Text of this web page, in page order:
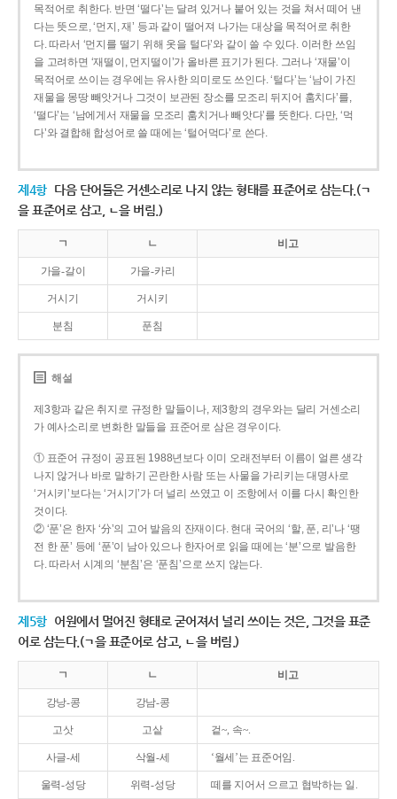
목적어로 취한다. 반면 ‘떨다’는 달려 있거나 붙어 있는 것을 쳐서 떼어 낸
다는 뜻으로, ‘먼지, 재’ 등과 같이 떨어져 나가는 대상을 목적어로 취한
다. 따라서 ‘먼지를 떨기 위해 옷을 털다’와 같이 쓸 수 있다. 이러한 쓰임
을 고려하면 ‘재떨이, 먼지떨이’가 올바른 표기가 된다. 그러나 ‘재물’이
목적어로 쓰이는 경우에는 유사한 의미로도 쓰인다. ‘털다’는 ‘남이 가진
재물을 몽땅 빼앗거나 그것이 보관된 장소를 모조리 뒤지어 훔치다’를,
‘떨다’는 ‘남에게서 재물을 모조리 훔치거나 빼앗다’를 뜻한다. 다만, ‘먹
다’와 결합해 합성어로 쓸 때에는 ‘털어먹다’로 쓴다.
제4항 다음 단어들은 거센소리로 나지 않는 형태를 표준어로 삼는다.(ㄱ
을 표준어로 삼고, ㄴ을 버림.)
ㄱ ㄴ 비고
가을-갈이 가을-카리
거시기 거시키
분침 푼침
해설
제3항과 같은 취지로 규정한 말들이나, 제3항의 경우와는 달리 거센소리
가 예사소리로 변화한 말들을 표준어로 삼은 경우이다.
① 표준어 규정이 공표된 1988년보다 이미 오래전부터 이름이 얼른 생각
나지 않거나 바로 말하기 곤란한 사람 또는 사물을 가리키는 대명사로
‘거시키’보다는 ‘거시기’가 더 널리 쓰였고 이 조항에서 이를 다시 확인한
것이다.
② ‘푼’은 한자 ‘分’의 고어 발음의 잔재이다. 현대 국어의 ‘할, 푼, 리’나 ‘땡
전 한 푼’ 등에 ‘푼’이 남아 있으나 한자어로 읽을 때에는 ‘분’으로 발음한
다. 따라서 시계의 ‘분침’은 ‘푼침’으로 쓰지 않는다.
제5항 어원에서 멀어진 형태로 굳어져서 널리 쓰이는 것은, 그것을 표준
어로 삼는다.(ㄱ을 표준어로 삼고, ㄴ을 버림.)
ㄱ ㄴ 비고
강낭-콩 강남-콩
고삿 고샅 겉~, 속~.
사글-세 삭월-세 ‘월세’는 표준어임.
울력-성당 위력-성당 떼를 지어서 으르고 협박하는 일.